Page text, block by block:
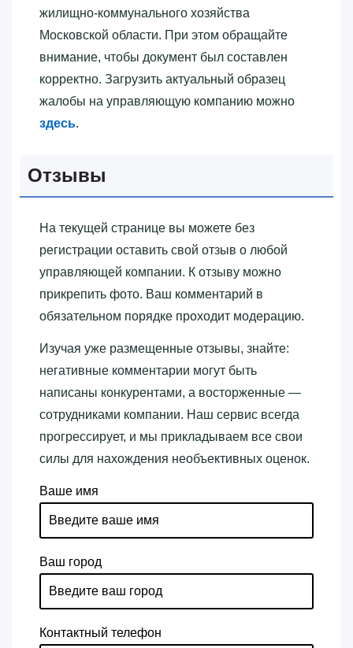
жилищно-коммунального хозяйства
Московской области. При этом обращайте
внимание, чтобы документ был составлен
корректно. Загрузить актуальный образец
жалобы на управляющую компанию можно
здесь.
Отзывы
На текущей странице вы можете без
регистрации оставить свой отзыв о любой
управляющей компании. К отзыву можно
прикрепить фото. Ваш комментарий в
обязательном порядке проходит модерацию.
Изучая уже размещенные отзывы, знайте:
негативные комментарии могут быть
написаны конкурентами, а восторженные —
сотрудниками компании. Наш сервис всегда
прогрессирует, и мы прикладываем все свои
силы для нахождения необъективных оценок.
Ваше имя
Ваш город
Контактный телефон